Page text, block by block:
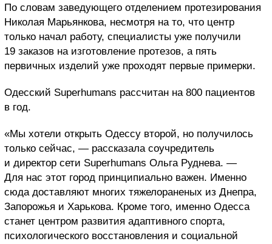
По словам заведующего отделением протезирования
Николая Марьянкова, несмотря на то, что центр
только начал работу, специалисты уже получили
19 заказов на изготовление протезов, а пять
первичных изделий уже проходят первые примерки.
Одесский Superhumans рассчитан на 800 пациентов
в год.
«Мы хотели открыть Одессу второй, но получилось
только сейчас, — рассказала соучредитель
и директор сети Superhumans Ольга Руднева. —
Для нас этот город принципиально важен. Именно
сюда доставляют многих тяжелораненых из Днепра,
Запорожья и Харькова. Кроме того, именно Одесса
станет центром развития адаптивного спорта,
психологического восстановления и социальной